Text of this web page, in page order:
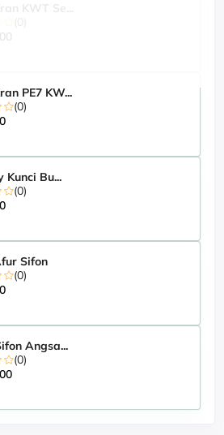
PE7 KW...
(0)
Kunci Bu...
(0)
Sifon
(0)
Angsa...
(0)